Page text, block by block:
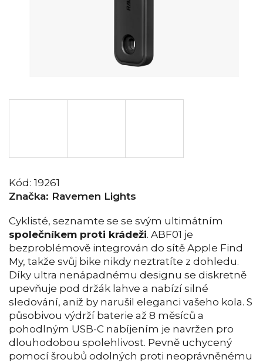
Kód: 19261
Značka: Ravemen Lights
Cyklisté, seznamte se se svým ultimátním
společníkem proti krádeži. ABF01 je
bezproblémově integrován do sítě Apple Find
My, takže svůj bike nikdy neztratíte z dohledu.
Díky ultra nenápadnému designu se diskretně
upevňuje pod držák lahve a nabízí silné
sledování, aniž by narušil eleganci vašeho kola. S
působivou výdrží baterie až 8 měsíců a
pohodlným USB-C nabíjením je navržen pro
dlouhodobou spolehlivost. Pevně uchycený
pomocí šroubů odolných proti neoprávněnému